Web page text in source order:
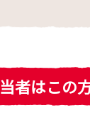
者はこの